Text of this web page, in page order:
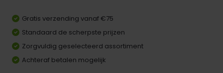
Gratis verzending vanaf €75
Standaard de scherpste prijzen
Zorgvuldig geselecteerd assortiment
Achteraf betalen mogelijk